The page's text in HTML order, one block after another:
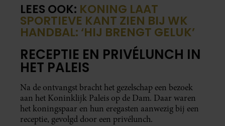
LEES OOK: KONING LAAT
SPORTIEVE KANT ZIEN BIJ WK
HANDBAL: ‘HIJ BRENGT GELUK’
RECEPTIE EN PRIVÉLUNCH IN
HET PALEIS
Na de ontvangst bracht het gezelschap een bezoek
aan het Koninklijk Paleis op de Dam. Daar waren
het koningspaar en hun eregasten aanwezig bij een
receptie, gevolgd door een privélunch.